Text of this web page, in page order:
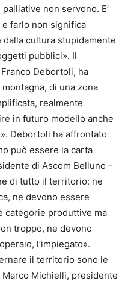
non servono. E’
farlo non significa
cultura stupidamente
pubblici». Il
Debortoli, ha
di una zona
realmente
in futuro modello anche
Debortoli ha affrontato
può essere la carta
di Ascom Belluno –
di tutto il territorio: ne
ne devono essere
categorie produttive ma
troppo, ne devono
l’impiegato».
il territorio sono le
Michielli, presidente